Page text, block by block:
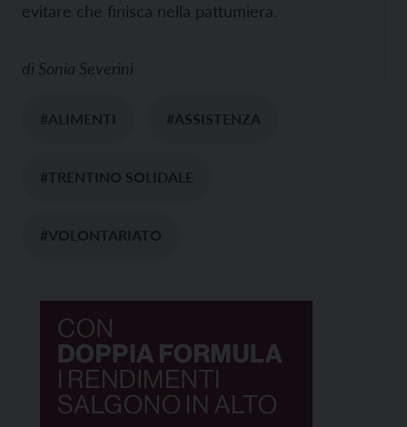
evitare che finisca nella pattumiera.
di Sonia Severini
#ALIMENTI #ASSISTENZA
#TRENTINO SOLIDALE
#VOLONTARIATO